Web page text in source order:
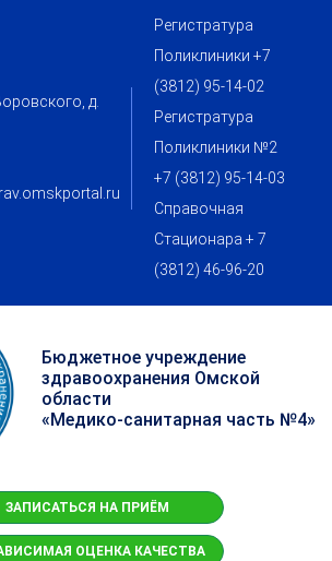
д.
Регистратура
Поликлиники +7
(3812) 95-14-02
Регистратура
Поликлиники №2
+7 (3812) 95-14-03
Справочная
Стационара + 7
(3812) 46-96-20
Бюджетное учреждение
здравоохранения Омской
области
«Медико-санитарная часть №4»
ЗАПИСАТЬСЯ НА ПРИЁМ
ОЦЕНКА КАЧЕСТВА